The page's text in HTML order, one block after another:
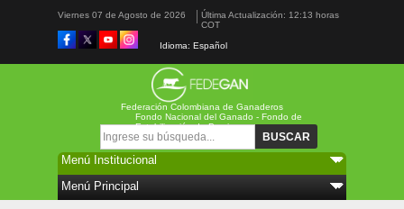
Viernes 07 de Agosto de 2026
Última Actualización: 12:13 horas
COT
Idioma: Español
Federación Colombiana de Ganaderos
Formulario de búsqueda
Fondo Nacional del Ganado - Fondo de
Estabilización de Precios